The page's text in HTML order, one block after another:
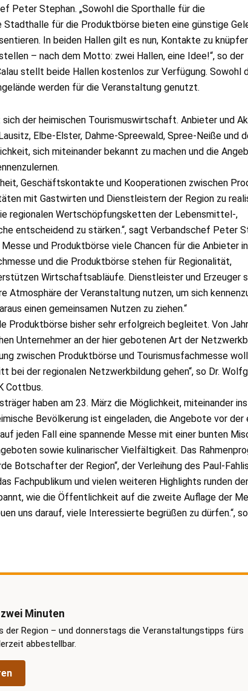
Peter Stephan. „Sowohl die Sporthalle für die
Stadthalle für die Produktbörse bieten eine günstige
In beiden Hallen gilt es nun, Kontakte zu
– nach dem Motto: zwei Hallen, eine Idee!“, so der
stellt beide Hallen kostenlos zur Verfügung. Sowohl
werden für die Veranstaltung genutzt.
der heimischen Tourismuswirtschaft. Anbieter und
Elbe-Elster, Dahme-Spreewald, Spree-Neiße und
sich miteinander bekannt zu machen und die
Geschäftskontakte und Kooperationen zwischen
mit Gastwirten und Dienstleistern der Region zu
regionalen Wertschöpfungsketten der Lebensmittel-,
entscheidend zu stärken.“, sagt Verbandschef Peter
und Produktbörse viele Chancen für die Anbieter
und die Produktbörse stehen für Regionalität,
Wirtschaftsabläufe. Dienstleister und Erzeuger
Atmosphäre der Veranstaltung nutzen, um sich
einen gemeinsamen Nutzen zu ziehen.“
Produktbörse bisher sehr erfolgreich begleitet. Von
Unternehmer an der hier gebotenen Art der
zwischen Produktbörse und Tourismusfachmesse
bei der regionalen Netzwerkbildung gehen“, so Dr.
Cottbus.
haben am 23. März die Möglichkeit, miteinander ins
Bevölkerung ist eingeladen, die Angebote vor der
jeden Fall eine spannende Messe mit einer bunten
sowie kulinarischer Vielfältigkeit. Das
Botschafter der Region“, der Verleihung des Paul-
Fachpublikum und vielen weiteren Highlights runden
wie die Öffentlichkeit auf die zweite Auflage der
uns darauf, viele Interessierte begrüßen zu dürfen.“, so
Minuten
der Region – und donnerstags die Veranstaltungstipps fürs
abbestellbar.